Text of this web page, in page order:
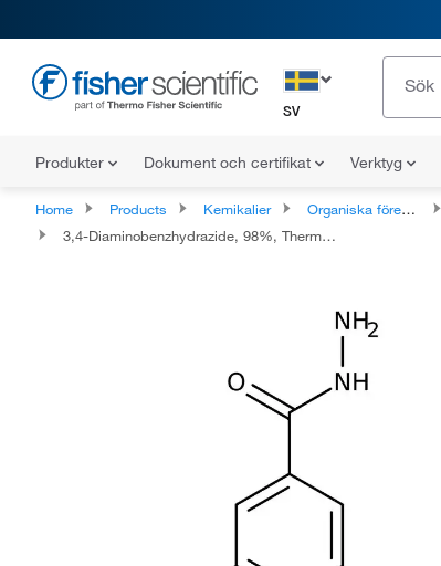
SV
Produkter Dokument och certifikat Verktyg
Home Products Kemikalier Organiska föreningar
3,4-Diaminobenzhydrazide, 98%, Thermo Scientific Chemicals